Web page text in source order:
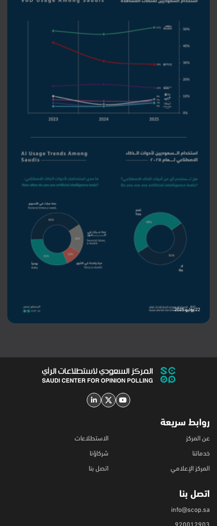
22 يوليو 2025
روابط سريعة
عن المركز الاستطلاعات
خدماتنا شركاؤنا
المركز الإعلامي اتصل بنا
اتصل بنا
info@scop.sa